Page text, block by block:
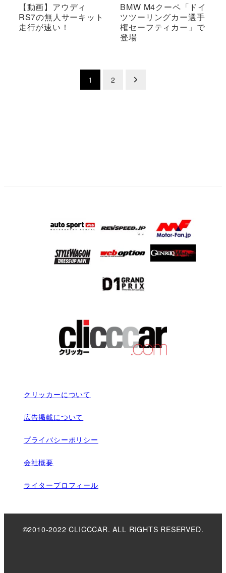
【動画】アウディ
RS7の無人サーキット
走行が速い！
BMW M4クーペ「ドイ
ツツーリングカー選手
権セーフティカー」で
登場
1 2
クリッカーについて
広告掲載について
プライバシーポリシー
会社概要
ライタープロフィール
©2010-2022 CLICCCAR. ALL RIGHTS RESERVED.